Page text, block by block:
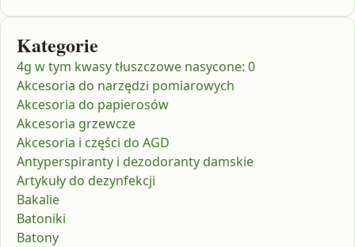
Kategorie
4g w tym kwasy tłuszczowe nasycone: 0
Akcesoria do narzędzi pomiarowych
Akcesoria do papierosów
Akcesoria grzewcze
Akcesoria i części do AGD
Antyperspiranty i dezodoranty damskie
Artykuły do dezynfekcji
Bakalie
Batoniki
Batony